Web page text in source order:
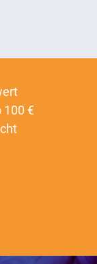
100 €